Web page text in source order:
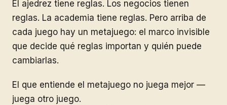
El ajedrez tiene reglas. Los negocios tienen
reglas. La academia tiene reglas. Pero arriba de
cada juego hay un metajuego: el marco invisible
que decide qué reglas importan y quién puede
cambiarlas.
El que entiende el metajuego no juega mejor —
juega otro juego.